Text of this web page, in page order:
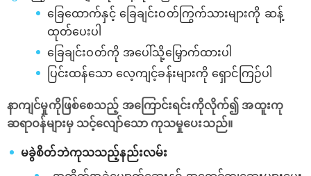
ခြေထောက်နှင့် ခြေချင်းဝတ်ကြွက်သားများကို ဆန့်
ထုတ်ပေးပါ
ခြေချင်းဝတ်ကို အပေါ်သို့မြှောက်ထားပါ
ပြင်းထန်သော လေ့ကျင့်ခန်းများကို ရှောင်ကြဉ်ပါ
နာကျင်မှုကိုဖြစ်စေသည့် အကြောင်းရင်းကိုလိုက်၍ အထူးကု
ဆရာဝန်များမှ သင့်လျော်သော ကုသမှုပေးသည်။
မခွဲစိတ်ဘဲကုသသည့်နည်းလမ်း